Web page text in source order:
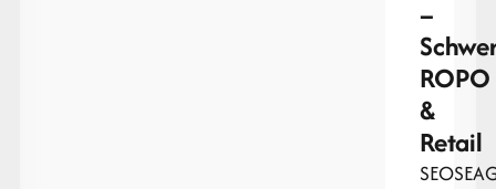
–
ROPO
&
Retail
SEOSEA